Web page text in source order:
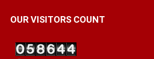
OUR VISITORS COUNT